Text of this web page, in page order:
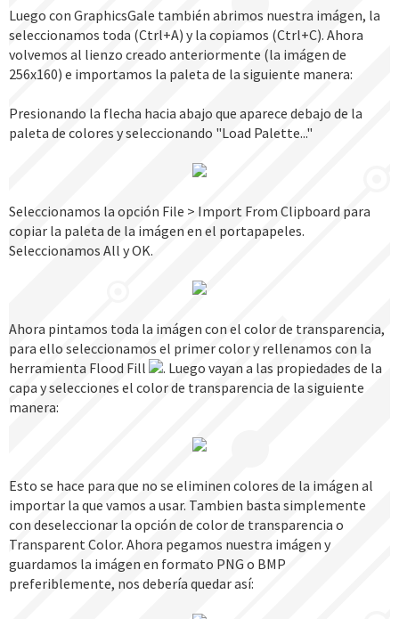
Luego con GraphicsGale también abrimos nuestra imágen, la
seleccionamos toda (Ctrl+A) y la copiamos (Ctrl+C). Ahora
volvemos al lienzo creado anteriormente (la imágen de
256x160) e importamos la paleta de la siguiente manera:
Presionando la flecha hacia abajo que aparece debajo de la
paleta de colores y seleccionando "Load Palette..."
Seleccionamos la opción File > Import From Clipboard para
copiar la paleta de la imágen en el portapapeles.
Seleccionamos All y OK.
Ahora pintamos toda la imágen con el color de transparencia,
para ello seleccionamos el primer color y rellenamos con la
herramienta Flood Fill
. Luego vayan a las propiedades de la
capa y selecciones el color de transparencia de la siguiente
manera:
Esto se hace para que no se eliminen colores de la imágen al
importar la que vamos a usar. Tambien basta simplemente
con deseleccionar la opción de color de transparencia o
Transparent Color. Ahora pegamos nuestra imágen y
guardamos la imágen en formato PNG o BMP
preferiblemente, nos debería quedar así: